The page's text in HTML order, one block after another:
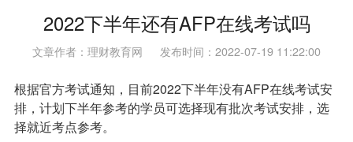
2022下半年还有AFP在线考试吗
文章作者：理财教育网 发布时间：2022-07-19 11:22:00
根据官方考试通知，目前2022下半年没有AFP在线考试安
排，计划下半年参考的学员可选择现有批次考试安排，选
择就近考点参考。